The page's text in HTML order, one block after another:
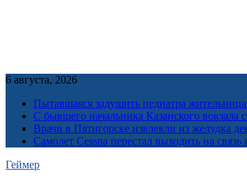
6 августа, 2026
Пытавшаяся задушить педиатра
С бывшего начальника Казанского вокзала
Врачи в Пятигорске извлекли из желудка
Самолет Cessna перестал выходить на
Геймер